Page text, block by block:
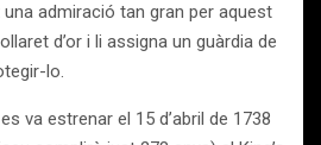
admiració tan gran per aquest
d’or i li assigna un guàrdia de
lo.
va estrenar el 15 d’abril de 1738